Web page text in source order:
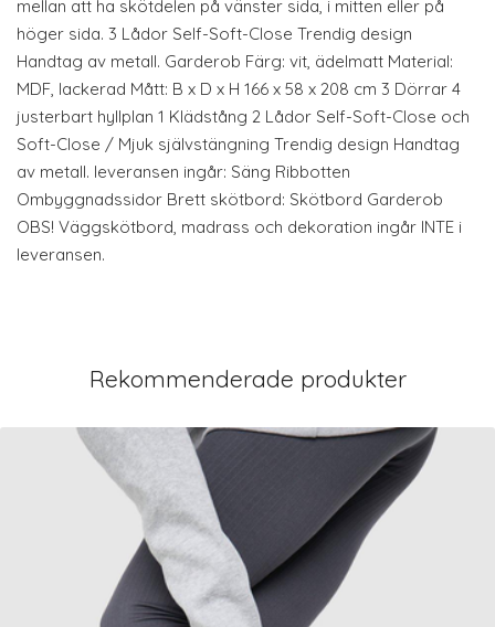
mellan att ha skötdelen på vänster sida, i mitten eller på
höger sida. 3 Lådor Self-Soft-Close Trendig design
Handtag av metall. Garderob Färg: vit, ädelmatt Material:
MDF, lackerad Mått: B x D x H 166 x 58 x 208 cm 3 Dörrar 4
justerbart hyllplan 1 Klädstång 2 Lådor Self-Soft-Close och
Soft-Close / Mjuk självstängning Trendig design Handtag
av metall. leveransen ingår: Säng Ribbotten
Ombyggnadssidor Brett skötbord: Skötbord Garderob
OBS! Väggskötbord, madrass och dekoration ingår INTE i
leveransen.
Rekommenderade produkter